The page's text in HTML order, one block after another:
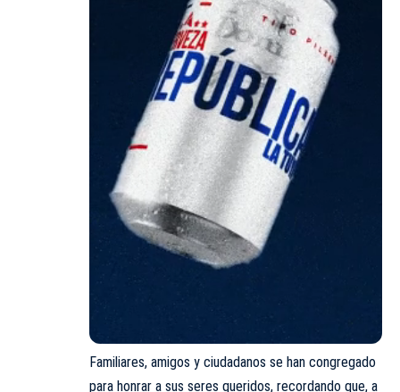
Familiares, amigos y ciudadanos se han congregado
para honrar a sus seres queridos, recordando que, a